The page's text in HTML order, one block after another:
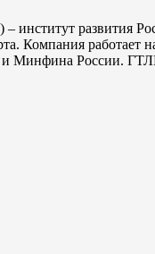
развития
Компания
Минфина России.